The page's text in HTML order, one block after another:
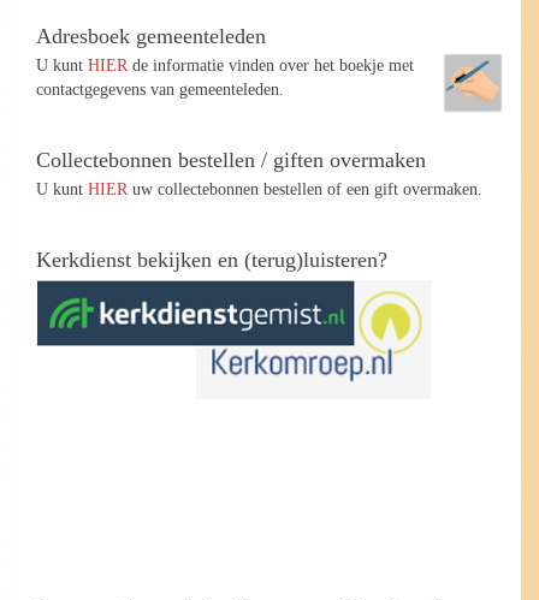
Adresboek gemeenteleden
U kunt HIER de informatie vinden over het boekje met
contactgegevens van gemeenteleden.
Collectebonnen bestellen / giften overmaken
U kunt HIER uw collectebonnen bestellen of een gift overmaken.
Kerkdienst bekijken en (terug)luisteren?